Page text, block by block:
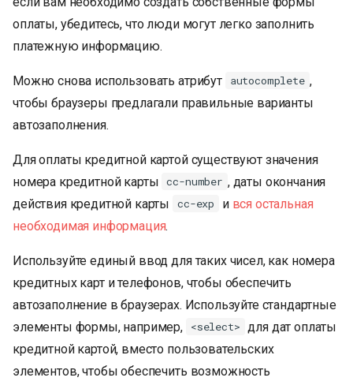
оплаты, убедитесь, что люди могут легко заполнить
платежную информацию.
Можно снова использовать атрибут autocomplete ,
чтобы браузеры предлагали правильные варианты
автозаполнения.
Для оплаты кредитной картой существуют значения
номера кредитной карты cc-number , даты окончания
действия кредитной карты
cc-exp и вся остальная
необходимая информация.
Используйте единый ввод для таких чисел, как номера
кредитных карт и телефонов, чтобы обеспечить
автозаполнение в браузерах. Используйте стандартные
элементы формы, например,
<select>
для дат оплаты
кредитной картой, вместо пользовательских
элементов, чтобы обеспечить возможность